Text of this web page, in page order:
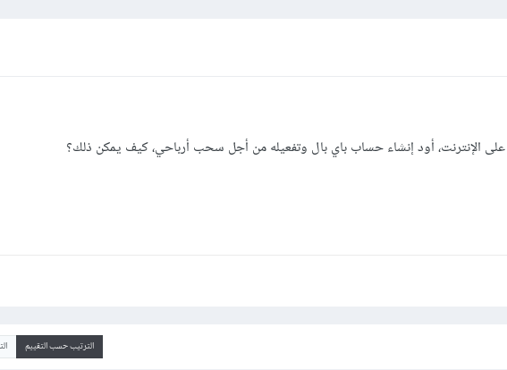
على الإنترنت، أود إنشاء حساب باي بال وتفعيله من أجل سحب أرباحي، كيف يمكن ذلك؟
الترتيب حسب التقييم